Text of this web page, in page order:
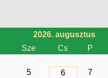
2026. augusztus
Sze Cs P
5 6 7